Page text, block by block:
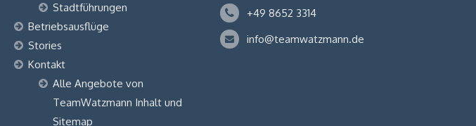
Stadtführungen
Betriebsausflüge
Stories
Kontakt
Alle Angebote von
TeamWatzmann Inhalt und
Sitemap
+49 8652 3314
info@teamwatzmann.de